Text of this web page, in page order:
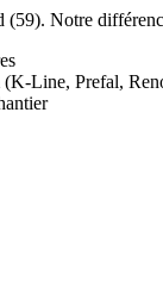
(59). Notre
(K-Line, Prefal,